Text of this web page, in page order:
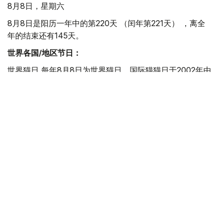
8月8日，星期六
8月8日是阳历一年中的第220天 （闰年第221天） ，离全
年的结束还有145天。
世界各国/地区节日：
世界猫日 每年8月8日为世界猫日。国际猫猫日于2002年由